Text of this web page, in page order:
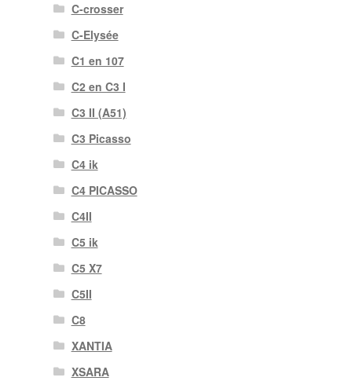
C-crosser
C-Elysée
C1 en 107
C2 en C3 I
C3 II (A51)
C3 Picasso
C4 ik
C4 PICASSO
C4II
C5 ik
C5 X7
C5II
C8
XANTIA
XSARA